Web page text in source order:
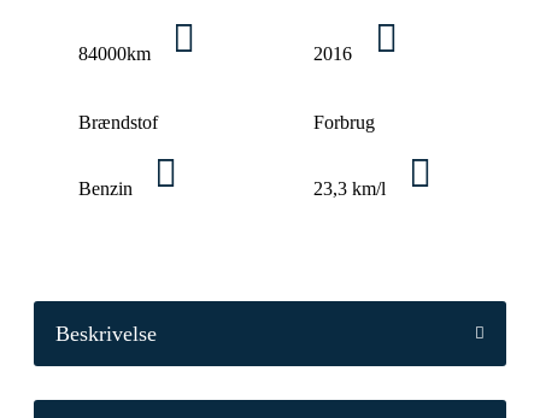
84000km 2016
Brændstof
Benzin
Forbrug
23,3 km/l
Beskrivelse